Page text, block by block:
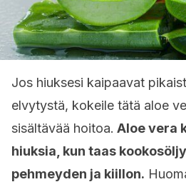
Jos hiuksesi kaipaavat
elvytystä, kokeile tätä aloe
sisältävää hoitoa. Aloe vera
hiuksia, kun taas
pehmeyden ja kiillon.